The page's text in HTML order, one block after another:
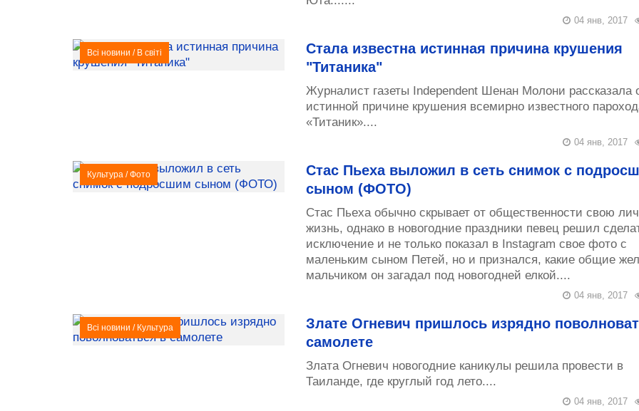
04 янв, 2017
Всі новини / В світі
Стала известна истинная причина крушения
"Титаника"
Журналист газеты Independent Шенан Молони рассказала
истинной причине крушения всемирно известного
«Титаник»....
04 янв, 2017
Культура /Фото
Стас Пьеха выложил в сеть снимок с
сыном (ФОТО)
Стас Пьеха обычно скрывает от общественности свою
жизнь, однако в новогодние праздники певец решил
исключение и не только показал в Instagram свое фото с
маленьким сыном Петей, но и признался, какие общие
мальчиком он загадал под новогодней елкой....
04 янв, 2017
Всі новини / Культура
Злате Огневич пришлось изрядно
самолете
Злата Огневич новогодние каникулы решила провести в
Таиланде, где круглый год лето....
04 янв, 2017